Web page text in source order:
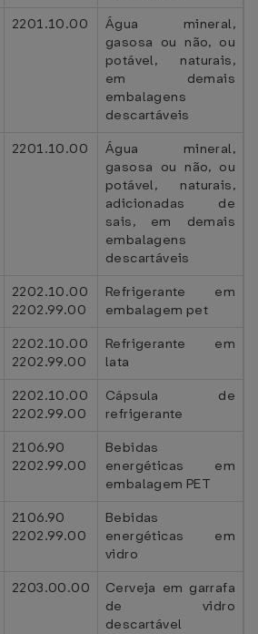
2201.10.00
Água mineral,
gasosa ou não, ou
potável, naturais,
em demais
embalagens
descartáveis
2201.10.00
Água mineral,
gasosa ou não, ou
potável, naturais,
adicionadas de
sais, em demais
embalagens
descartáveis
2202.10.00
2202.99.00
Refrigerante em
embalagem pet
2202.10.00
2202.99.00
Refrigerante em
lata
2202.10.00
2202.99.00
Cápsula de
refrigerante
2106.90
2202.99.00
Bebidas
energéticas em
embalagem PET
2106.90
2202.99.00
Bebidas
energéticas em
vidro
2203.00.00
Cerveja em garrafa
de vidro
descartável